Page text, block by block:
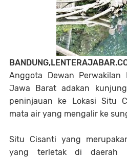
Anggota Dewan Perwakilan
Jawa Barat adakan
peninjauan ke Lokasi Situ
mata air yang mengalir ke
Situ Cisanti yang
yang terletak di daerah